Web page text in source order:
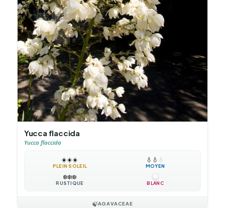
Yucca flaccida
Yucca flaccida
☀️☀️☀️
PLEIN SOLEIL
💧 💧 💧
MOYEN
❄️❄️❄️
RUSTIQUE BLANC
🍃AGAVACEAE